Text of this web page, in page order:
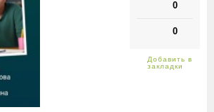
0
0